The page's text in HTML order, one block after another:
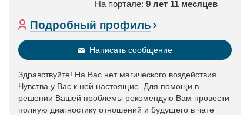
На портале: 9 лет 11 месяцев
Подробный профиль
Написать сообщение
Здравствуйте! На Вас нет магического воздействия.
Чувства у Вас к ней настоящие. Для помощи в
решении Вашей проблемы рекомендую Вам провести
полную диагностику отношений и будущего в чате